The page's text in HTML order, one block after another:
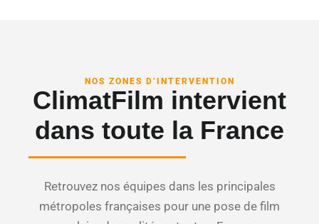
NOS ZONES D’INTERVENTION
ClimatFilm intervient
dans toute la France
Retrouvez nos équipes dans les principales
métropoles françaises pour une pose de film